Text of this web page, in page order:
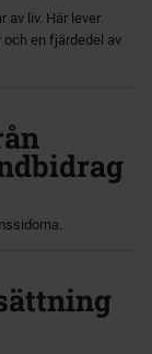
av liv. Här lever
och en fjärdedel av